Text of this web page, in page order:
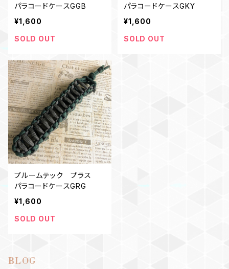
パラコードケースGGB
¥1,600
SOLD OUT
パラコードケースGKY
¥1,600
SOLD OUT
プルームテック プラス
パラコードケースGRG
¥1,600
SOLD OUT
BLOG